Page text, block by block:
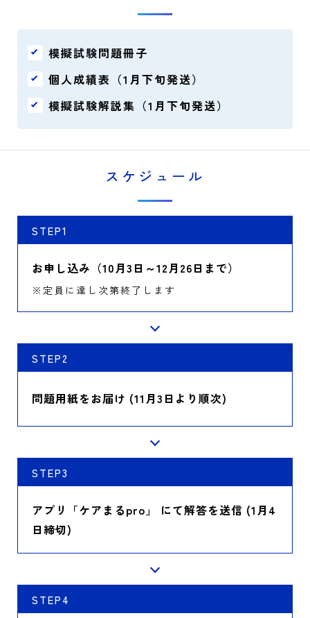
模擬試験問題冊子
個人成績表（1月下旬発送）
模擬試験解説集（1月下旬発送）
スケジュール
STEP1
お申し込み（10月3日～12月26日まで）
※定員に達し次第終了します
STEP2
問題用紙をお届け (11月3日より順次)
STEP3
アプリ「ケアまるpro」 にて解答を送信 (1月4
日締切)
STEP4